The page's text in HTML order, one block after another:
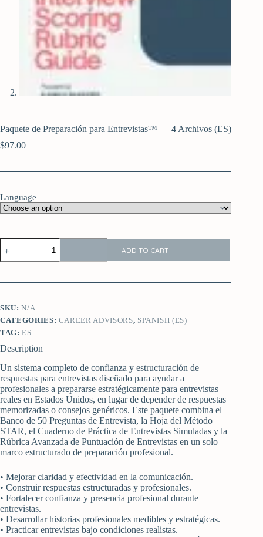
Paquete de Preparación para Entrevistas™ — 4 Archivos (ES)
$97.00
Language
ADD TO CART
SKU:N/A
CATEGORIES: CAREER ADVISORS, SPANISH (ES)
TAG:ES
Description
Un sistema completo de confianza y estructuración de
respuestas para entrevistas diseñado para ayudar a
profesionales a prepararse estratégicamente para entrevistas
reales en Estados Unidos, en lugar de depender de respuestas
memorizadas o consejos genéricos. Este paquete combina el
Banco de 50 Preguntas de Entrevista, la Hoja del Método
STAR, el Cuaderno de Práctica de Entrevistas Simuladas y la
Rúbrica Avanzada de Puntuación de Entrevistas en un solo
marco estructurado de preparación profesional.
• Mejorar claridad y efectividad en la comunicación.
• Construir respuestas estructuradas y profesionales.
• Fortalecer confianza y presencia profesional durante
entrevistas.
• Desarrollar historias profesionales medibles y estratégicas.
• Practicar entrevistas bajo condiciones realistas.